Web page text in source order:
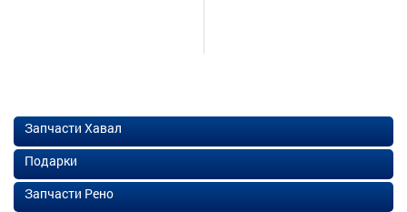
Запчасти Хавал
Подарки
Запчасти Рено